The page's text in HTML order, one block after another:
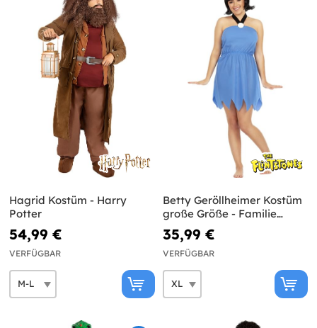
Hagrid Kostüm - Harry
Potter
54,99 €
VERFÜGBAR
Betty Geröllheimer Kostüm
große Größe - Familie
Feuerstein
35,99 €
VERFÜGBAR